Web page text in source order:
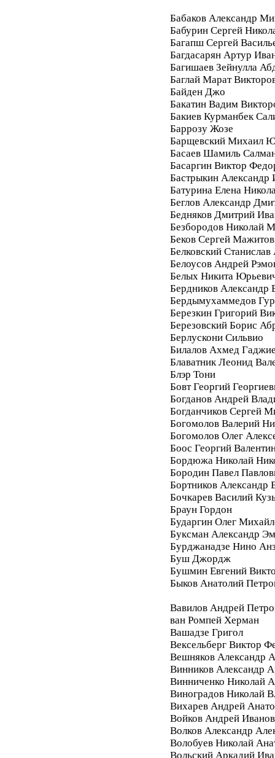
Бабаков Александр
Бабурин Сергей
Багапш Сергей
Багдасарян Артур
Багишаев Зейнулла
Баглай Марат
Байден Джо
Бакатин Вадим
Бакиев Курманбек
Баррозу Жозе
Барщевский Михаил
Басаев Шамиль
Басаргин Виктор
Бастрыкин Александр
Батурина Елена
Беглов Александр
Бедняков Дмитрий
Безбородов Николай
Беков Сергей
Белковский
Белоусов Андрей
Белых Никита
Бердников Александр
Бердымухаммедов
Березкин Григорий
Березовский Борис
Берлускони Сильвио
Билалов Ахмед
Блаватник Леонид
Блэр Тони
Бовт Георгий
Богданов Андрей
Богданчиков Сергей
Богомолов Валерий
Богомолов Олег
Боос Георгий
Бордюжа Николай
Бородин Павел
Бортников Александр
Бочкарев Василий
Браун Гордон
Бударгин Олег
Буксман Александр
Бурджанадзе Нино
Буш Джордж
Бушмин Евгений
Быков Анатолий
Вавилов Андрей
ван Ромпей Херман
Вашадзе Григол
Вексельберг Виктор
Вешняков Александр
Винников Александр
Винниченко Николай
Виноградов Николай
Вихарев Андрей
Войков Андрей
Волков Александр
Волобуев Николай
Вольский Аркадий